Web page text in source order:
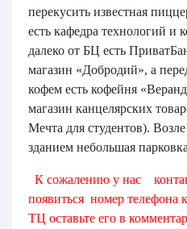
перекусить известная
есть кафедра технологий и
далеко от БЦ есть
магазин «Добродий», а
кофем есть кофейня
магазин канцелярских
Мечта для студентов).
зданием небольшая
К сожалению у нас
появиться номер телефона
ТЦ оставьте его в